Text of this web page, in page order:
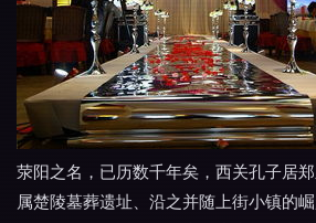
荥阳之名，已历数千年矣，西关孔子居
属楚陵墓葬遗址、沿之并随上街小镇的